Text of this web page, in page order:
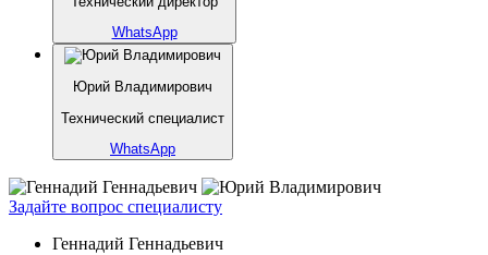
WhatsApp
Юрий Владимирович
Технический специалист
WhatsApp
Задайте вопрос специалисту
Геннадий Геннадьевич